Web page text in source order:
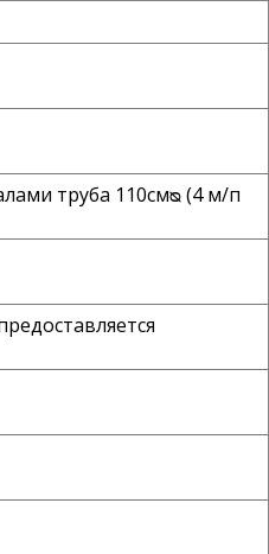
труба 110смᴓ (4 м/п